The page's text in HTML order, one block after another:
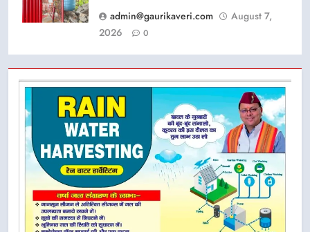
admin@gaurikaveri.com
August 7,
2026
0